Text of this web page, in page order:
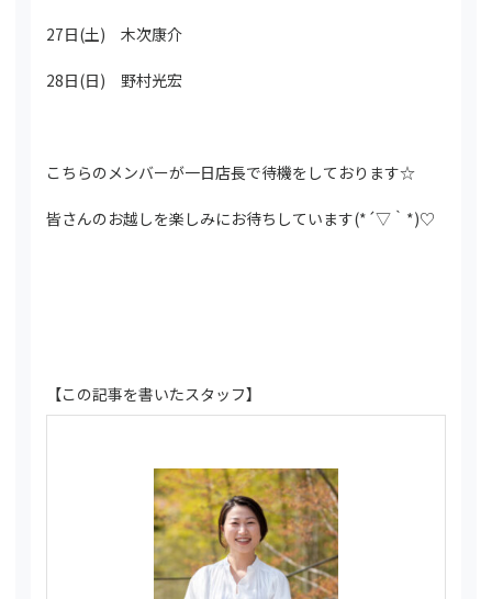
27日(土) 木次康介
28日(日) 野村光宏
こちらのメンバーが一日店長で待機をしております☆
皆さんのお越しを楽しみにお待ちしています(*´▽｀*)♡
【この記事を書いたスタッフ】